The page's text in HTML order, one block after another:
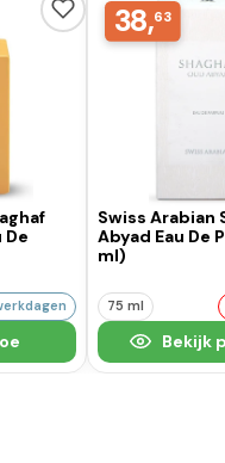
De
38,63
Swiss Arabian
Abyad Eau De
ml)
75 ml
Bekijk